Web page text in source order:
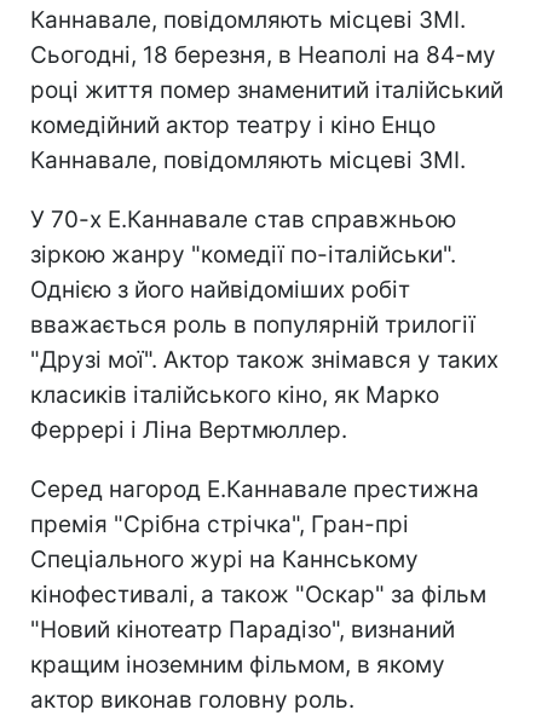
Каннавале, повідомляють місцеві ЗМІ.
Сьогодні, 18 березня, в Неаполі на 84-му
році життя помер знаменитий італійський
комедійний актор театру і кіно Енцо
Каннавале, повідомляють місцеві ЗМІ.
У 70-х Е.Каннавале став справжньою
зіркою жанру "комедії по-італійськи".
Однією з його найвідоміших робіт
вважається роль в популярній трилогії
"Друзі мої". Актор також знімався у таких
класиків італійського кіно, як Марко
Феррері і Ліна Вертмюллер.
Серед нагород Е.Каннавале престижна
премія "Срібна стрічка", Гран-прі
Спеціального журі на Каннському
кінофестивалі, а також "Оскар" за фільм
"Новий кінотеатр Парадізо", визнаний
кращим іноземним фільмом, в якому
актор виконав головну роль.